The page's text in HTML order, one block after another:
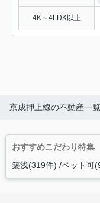
4K～4LDK以上
京成押上線の不動産一覧
おすすめこだわり特集
築浅(319件) ペット可